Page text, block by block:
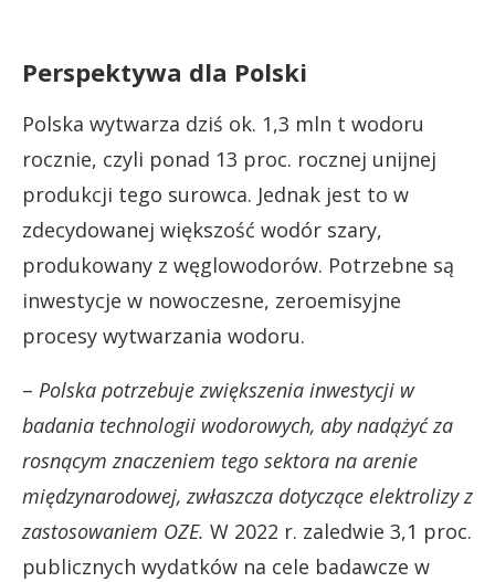
Perspektywa dla Polski
Polska wytwarza dziś ok. 1,3 mln t wodoru
rocznie, czyli ponad 13 proc. rocznej unijnej
produkcji tego surowca. Jednak jest to w
zdecydowanej większość wodór szary,
produkowany z węglowodorów. Potrzebne są
inwestycje w nowoczesne, zeroemisyjne
procesy wytwarzania wodoru.
– Polska potrzebuje zwiększenia inwestycji w
badania technologii wodorowych, aby nadążyć za
rosnącym znaczeniem tego sektora na arenie
międzynarodowej, zwłaszcza dotyczące elektrolizy z
zastosowaniem OZE. W 2022 r. zaledwie 3,1 proc.
publicznych wydatków na cele badawcze w